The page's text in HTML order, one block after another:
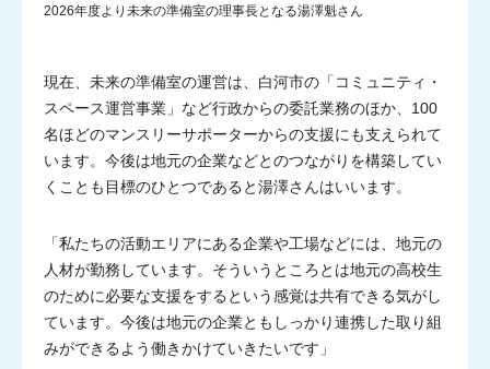
2026年度より未来の準備室の理事長となる湯澤魁さん
現在、未来の準備室の運営は、白河市の「コミュニティ・
スペース運営事業」など行政からの委託業務のほか、100
名ほどのマンスリーサポーターからの支援にも支えられて
います。今後は地元の企業などとのつながりを構築してい
くことも目標のひとつであると湯澤さんはいいます。
「私たちの活動エリアにある企業や工場などには、地元の
人材が勤務しています。そういうところとは地元の高校生
のために必要な支援をするという感覚は共有できる気がし
ています。今後は地元の企業ともしっかり連携した取り組
みができるよう働きかけていきたいです」